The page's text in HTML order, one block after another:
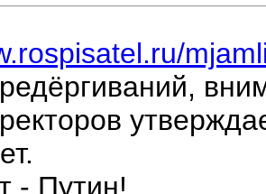
- Путин!